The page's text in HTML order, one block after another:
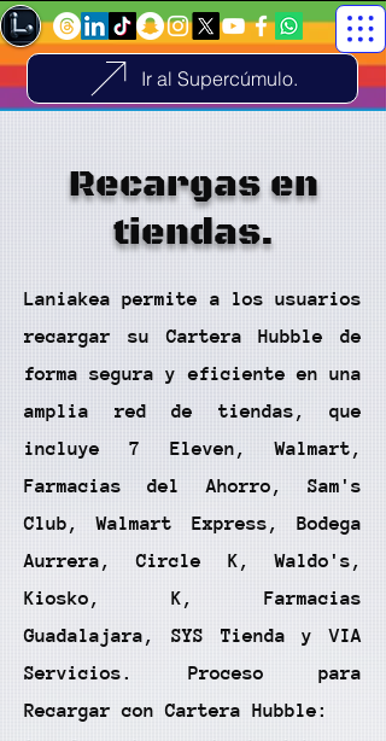
Ir al Supercúmulo.
Recargas en
tiendas.
Laniakea permite a los usuarios
recargar su Cartera Hubble de
forma segura y eficiente en una
amplia red de tiendas, que
incluye 7 Eleven, Walmart,
Farmacias del Ahorro, Sam's
Club, Walmart Express, Bodega
Aurrera, Circle K, Waldo's,
Kiosko, K, Farmacias
Guadalajara, SYS Tienda y VIA
Servicios. Proceso para
Recargar con Cartera Hubble: